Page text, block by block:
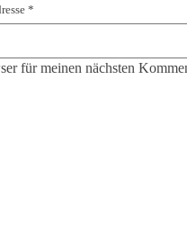
*
für meinen nächsten